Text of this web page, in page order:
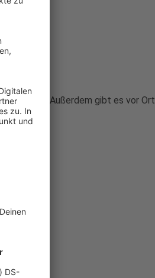
Spielen. Außerdem gibt es vor Ort